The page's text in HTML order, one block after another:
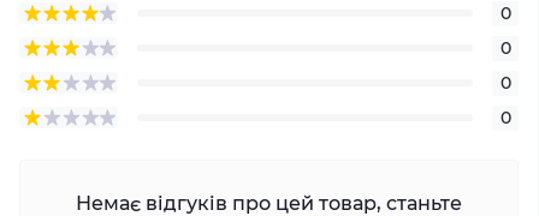
0
0
0
0
Немає відгуків про цей товар, станьте